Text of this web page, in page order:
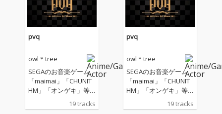
pvq
owl＊tree
SEGAのお音楽ゲーム
「maimai」「CHUNIT
HM」「オンゲキ」等
で大活躍中の仮面アー
ティスト、 owl*treeの
19 tracks
pvq
owl＊tree
SEGAのお音楽ゲーム
「maimai」「CHUNIT
HM」「オンゲキ」等
で大活躍中の仮面アー
ティスト、 owl*treeの
19 tracks